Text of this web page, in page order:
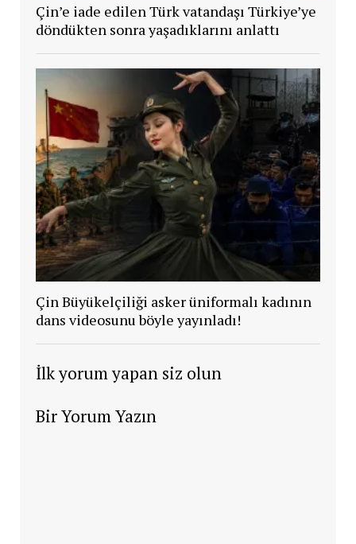
Çin’e iade edilen Türk vatandaşı Türkiye’ye
döndükten sonra yaşadıklarını anlattı
Çin Büyükelçiliği asker üniformalı kadının
dans videosunu böyle yayınladı!
İlk yorum yapan siz olun
Bir Yorum Yazın